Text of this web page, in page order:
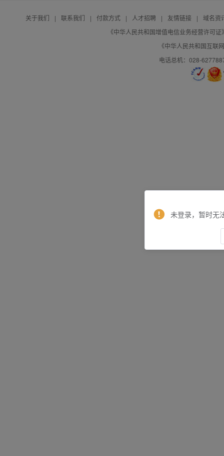
关于我们 | 联系我们 | 付款方式 | 人才招聘 | 友情链接 |
域名资
《中华人民共和国增值电信业务经营许可
《中华人民共和国互联
电话总机：028-
未登录，暂时无